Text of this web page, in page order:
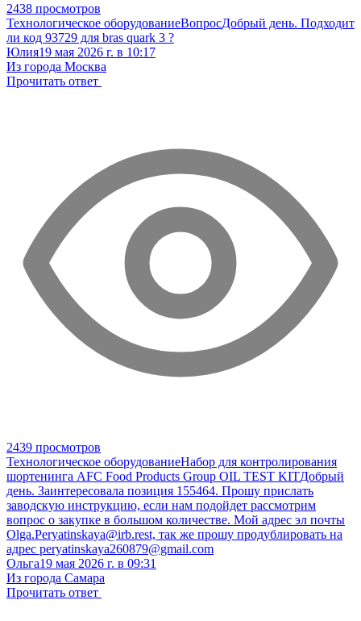
2438 просмотров
Технологическое оборудованиеВопросДобрый день. Подходит
ли код 93729 для bras quark 3 ?
Юлия19 мая 2026 г. в 10:17
Из города Москва
Прочитать ответ
2439 просмотров
Технологическое оборудованиеНабор для контролирования
шортенинга AFC Food Products Group OIL TEST KITДобрый
день. Заинтересовала позиция 155464. Прошу прислать
заводскую инструкцию, если нам подойдет рассмотрим
вопрос о закупке в большом количестве. Мой адрес эл почты
Olga.Peryatinskaya@irb.rest, так же прошу продублировать на
адрес peryatinskaya260879@gmail.com
Ольга19 мая 2026 г. в 09:31
Из города Самара
Прочитать ответ